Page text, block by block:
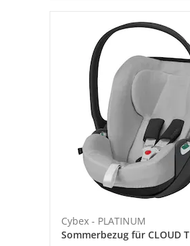
Cybex - PLATINUM
Sommerbezug für CLOUD T